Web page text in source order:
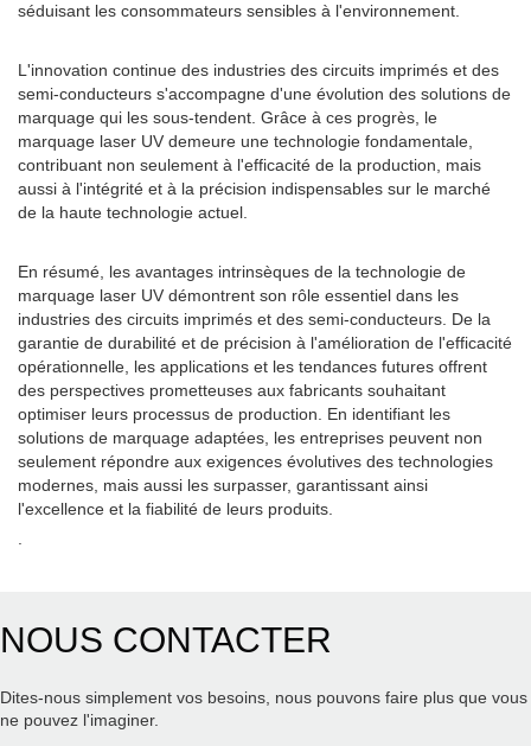
séduisant les consommateurs sensibles à l'environnement.
L'innovation continue des industries des circuits imprimés et des
semi-conducteurs s'accompagne d'une évolution des solutions de
marquage qui les sous-tendent. Grâce à ces progrès, le
marquage laser UV demeure une technologie fondamentale,
contribuant non seulement à l'efficacité de la production, mais
aussi à l'intégrité et à la précision indispensables sur le marché
de la haute technologie actuel.
En résumé, les avantages intrinsèques de la technologie de
marquage laser UV démontrent son rôle essentiel dans les
industries des circuits imprimés et des semi-conducteurs. De la
garantie de durabilité et de précision à l'amélioration de l'efficacité
opérationnelle, les applications et les tendances futures offrent
des perspectives prometteuses aux fabricants souhaitant
optimiser leurs processus de production. En identifiant les
solutions de marquage adaptées, les entreprises peuvent non
seulement répondre aux exigences évolutives des technologies
modernes, mais aussi les surpasser, garantissant ainsi
l'excellence et la fiabilité de leurs produits.
NOUS CONTACTER
Dites-nous simplement vos besoins, nous pouvons faire plus que vous
ne pouvez l'imaginer.